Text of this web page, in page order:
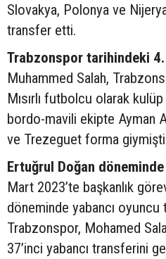
Slovakya, Polonya ve
transfer etti.
Trabzonspor tarihindeki 4.
Muhammed Salah,
Mısırlı futbolcu olarak
bordo-mavili ekipte Ayman
ve Trezeguet forma
Ertuğrul Doğan
Mart 2023’te başkanlık
döneminde yabancı oyuncu
Trabzonspor, Mohamed
37’inci yabancı transferini